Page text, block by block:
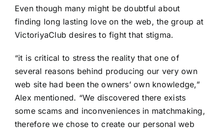
Even though many might be doubtful about
finding long lasting love on the web, the group at
VictoriyaClub desires to fight that stigma.
“it is critical to stress the reality that one of
several reasons behind producing our very own
web site had been the owners’ own knowledge,”
Alex mentioned. “We discovered there exists
some scams and inconveniences in matchmaking,
therefore we chose to create our personal web